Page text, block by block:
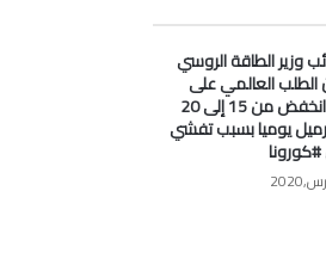
وزير الطاقة الروسي
الطلب العالمي على
#النفط انخفض من 15 إلى 20
يوميا بسبب تفشي